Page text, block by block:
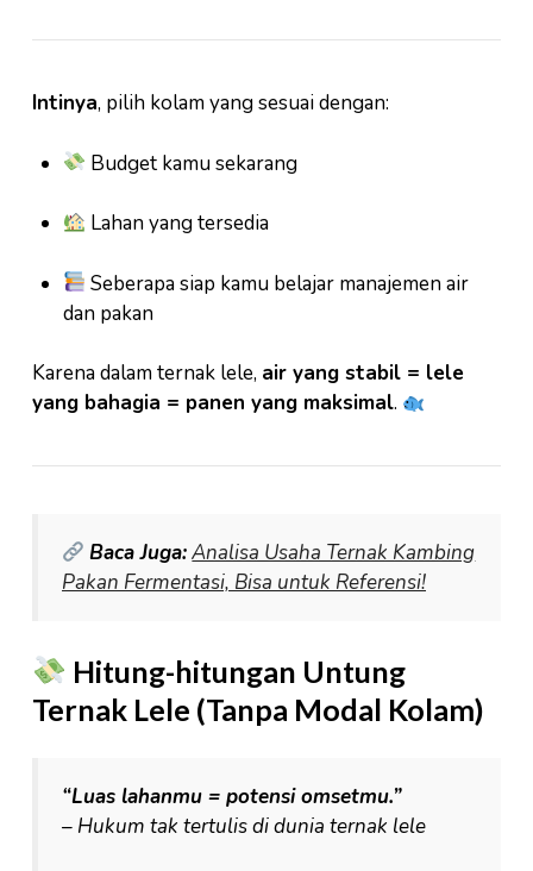
Intinya, pilih kolam yang sesuai dengan:
Budget kamu sekarang
Lahan yang tersedia
Seberapa siap kamu belajar manajemen air
dan pakan
Karena dalam ternak lele, air yang stabil = lele
yang bahagia = panen yang maksimal.
Baca Juga:Analisa Usaha Ternak Kambing
Pakan Fermentasi, Bisa untuk Referensi!
Hitung-hitungan Untung
Ternak Lele (Tanpa Modal Kolam)
“Luas lahanmu = potensi omsetmu.”
– Hukum tak tertulis di dunia ternak lele